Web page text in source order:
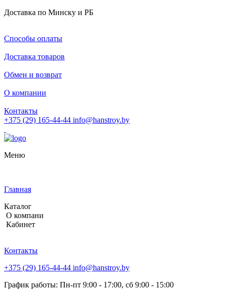
Доставка по Минску и РБ
Способы оплаты
Доставка товаров
Обмен и возврат
О компании
Контакты
+375 (29) 165-44-44 info@hanstroy.by
Меню
Главная
Каталог
О компани
Кабинет
Контакты
+375 (29) 165-44-44 info@hanstroy.by
График работы: Пн-пт 9:00 - 17:00, сб 9:00 - 15:00